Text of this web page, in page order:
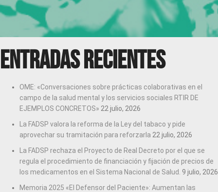
Entradas recientes
OME: «Conversaciones sobre prácticas colaborativas en el
campo de la salud mental y los servicios sociales RTIR DE
EJEMPLOS CONCRETOS» 22 julio, 2026
La FADSP valora la reforma de la Ley del tabaco y pide
aprovechar su tramitación para reforzarla 22 julio, 2026
La FADSP rechaza el Proyecto de Real Decreto por el que se
regula el procedimiento de financiación y fijación de precios de
los medicamentos en el Sistema Nacional de Salud. 9 julio, 2026
Memoria 2025 «El Defensor del Paciente»: Aumentan las